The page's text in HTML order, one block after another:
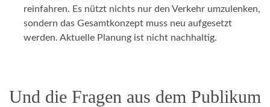
reinfahren. Es nützt nichts nur den Verkehr umzulenken,
sondern das Gesamtkonzept muss neu aufgesetzt
werden. Aktuelle Planung ist nicht nachhaltig.
Und die Fragen aus dem Publikum